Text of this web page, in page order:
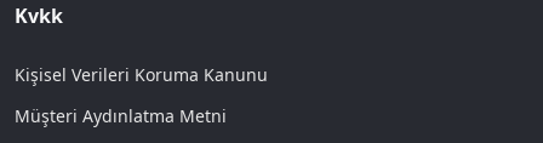
Kvkk
Kişisel Verileri Koruma Kanunu
Müşteri Aydınlatma Metni